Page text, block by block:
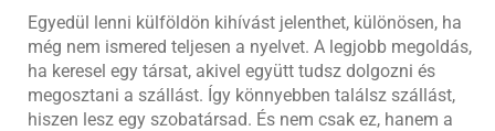
Egyedül lenni külföldön kihívást jelenthet, különösen, ha
még nem ismered teljesen a nyelvet. A legjobb megoldás,
ha keresel egy társat, akivel együtt tudsz dolgozni és
megosztani a szállást. Így könnyebben találsz szállást,
hiszen lesz egy szobatársad. És nem csak ez, hanem a